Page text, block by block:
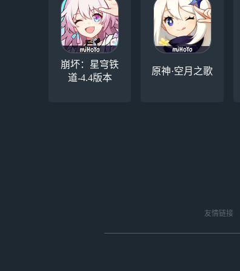
崩坏：星穹铁
道-4.4版本
原神·空月之歌
友情链接